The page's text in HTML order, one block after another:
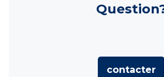
contacter